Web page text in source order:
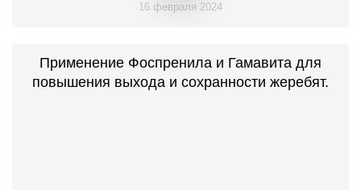
16 февраля 2024
Применение Фоспренила и Гамавита для
повышения выхода и сохранности жеребят.